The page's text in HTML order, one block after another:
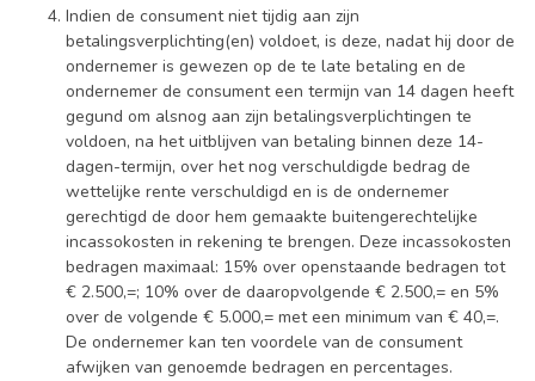
Indien de consument niet tijdig aan zijn
betalingsverplichting(en) voldoet, is deze, nadat hij door de
ondernemer is gewezen op de te late betaling en de
ondernemer de consument een termijn van 14 dagen heeft
gegund om alsnog aan zijn betalingsverplichtingen te
voldoen, na het uitblijven van betaling binnen deze 14-
dagen-termijn, over het nog verschuldigde bedrag de
wettelijke rente verschuldigd en is de ondernemer
gerechtigd de door hem gemaakte buitengerechtelijke
incassokosten in rekening te brengen. Deze incassokosten
bedragen maximaal: 15% over openstaande bedragen tot
€ 2.500,=; 10% over de daaropvolgende € 2.500,= en 5%
over de volgende € 5.000,= met een minimum van € 40,=.
De ondernemer kan ten voordele van de consument
afwijken van genoemde bedragen en percentages.